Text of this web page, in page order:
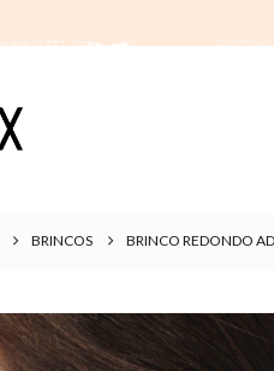
BRINCOS BRINCO REDONDO